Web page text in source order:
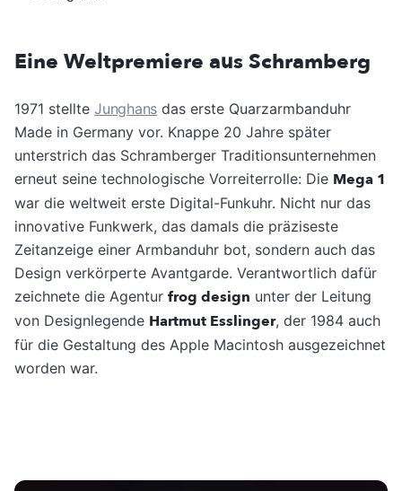
Eine Weltpremiere aus Schramberg
1971 stellte Junghans das erste Quarzarmbanduhr
Made in Germany vor. Knappe 20 Jahre später
unterstrich das Schramberger Traditionsunternehmen
erneut seine technologische Vorreiterrolle: Die Mega 1
war die weltweit erste Digital-Funkuhr. Nicht nur das
innovative Funkwerk, das damals die präziseste
Zeitanzeige einer Armbanduhr bot, sondern auch das
Design verkörperte Avantgarde. Verantwortlich dafür
zeichnete die Agentur frog design unter der Leitung
von Designlegende Hartmut Esslinger, der 1984 auch
für die Gestaltung des Apple Macintosh ausgezeichnet
worden war.